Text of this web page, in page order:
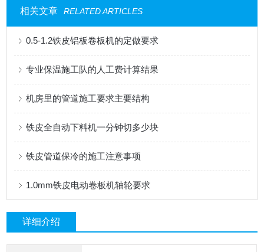
相关文章 RELATED ARTICLES
0.5-1.2铁皮铝板卷板机的定做要求
专业保温施工队的人工费计算结果
机房里的管道施工要求主要结构
铁皮全自动下料机一分钟切多少块
铁皮管道保冷的施工注意事项
1.0mm铁皮电动卷板机轴轮要求
详细介绍